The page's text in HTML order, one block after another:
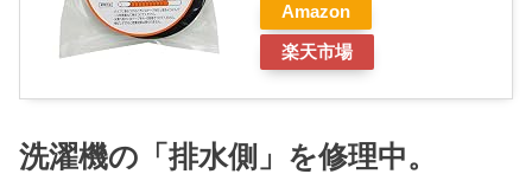
Amazon
楽天市場
洗濯機の「排水側」を修理中。